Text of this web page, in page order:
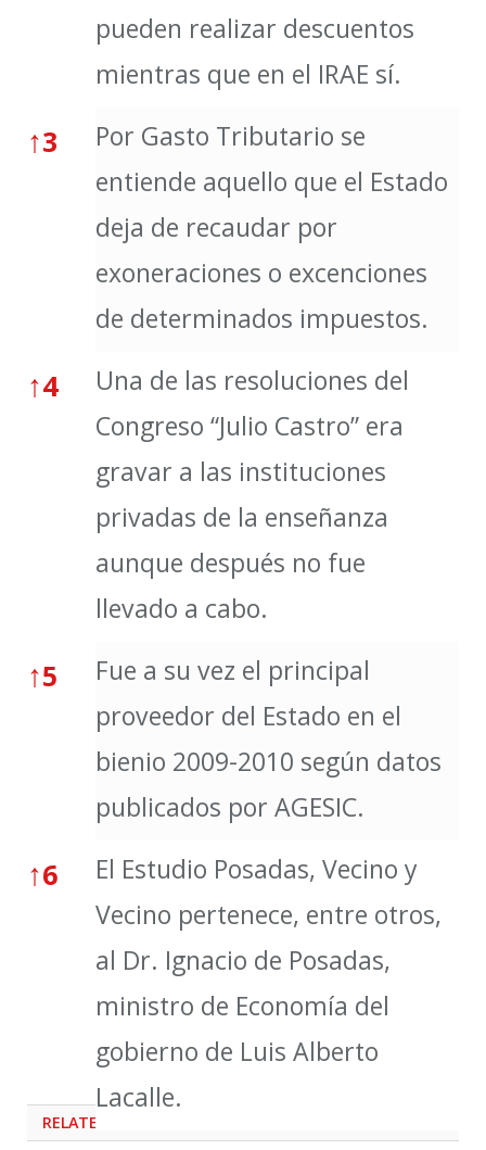
pueden realizar descuentos
mientras que en el IRAE sí.
↑3
Por Gasto Tributario se
entiende aquello que el Estado
deja de recaudar por
exoneraciones o excenciones
de determinados impuestos.
↑4
Una de las resoluciones del
Congreso “Julio Castro” era
gravar a las instituciones
privadas de la enseñanza
aunque después no fue
llevado a cabo.
↑5
Fue a su vez el principal
proveedor del Estado en el
bienio 2009-2010 según datos
publicados por AGESIC.
↑6
El Estudio Posadas, Vecino y
Vecino pertenece, entre otros,
al Dr. Ignacio de Posadas,
ministro de Economía del
gobierno de Luis Alberto
Lacalle.
RELATED